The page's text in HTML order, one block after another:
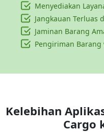
Menyediakan
Jangkauan Terluas
Jaminan Barang
Pengiriman Barang
Kelebihan
Cargo